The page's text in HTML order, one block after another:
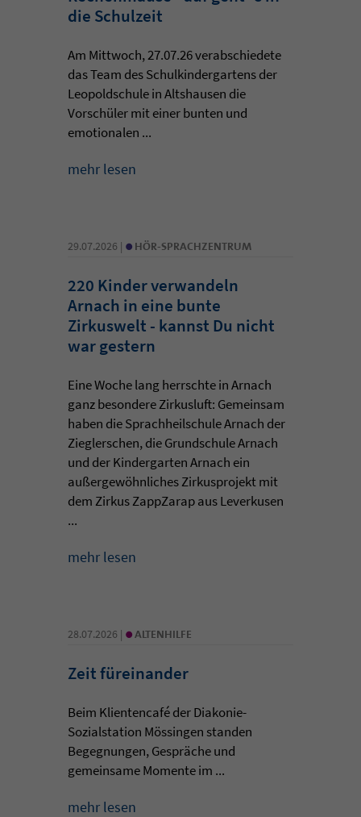
die Schulzeit
Am Mittwoch, 27.07.26 verabschiedete
das Team des Schulkindergartens der
Leopoldschule in Altshausen die
Vorschüler mit einer bunten und
emotionalen ...
mehr lesen
29.07.2026 | • HÖR-SPRACHZENTRUM
220 Kinder verwandeln
Arnach in eine bunte
Zirkuswelt - kannst Du nicht
war gestern
Eine Woche lang herrschte in Arnach
ganz besondere Zirkusluft: Gemeinsam
haben die Sprachheilschule Arnach der
Zieglerschen, die Grundschule Arnach
und der Kindergarten Arnach ein
außergewöhnliches Zirkusprojekt mit
dem Zirkus ZappZarap aus Leverkusen
...
mehr lesen
28.07.2026 | • ALTENHILFE
Zeit füreinander
Beim Klientencafé der Diakonie-
Sozialstation Mössingen standen
Begegnungen, Gespräche und
gemeinsame Momente im ...
mehr lesen